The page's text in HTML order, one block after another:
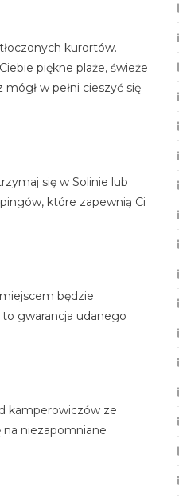
kurortów.
piękne plaże, świeże
w pełni cieszyć się
się w Solinie lub
które zapewnią Ci
będzie
gwarancja udanego
kamperowiczów ze
niezapomniane